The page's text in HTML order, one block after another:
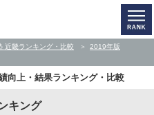
近畿ランキング・比較
2019年版
向上・結果ランキング・比較
キング